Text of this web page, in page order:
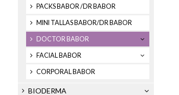
PACKS BABOR /DR BABOR
MINI TALLAS BABOR/DR BABOR
DOCTOR BABOR
FACIAL BABOR
CORPORAL BABOR
BIODERMA